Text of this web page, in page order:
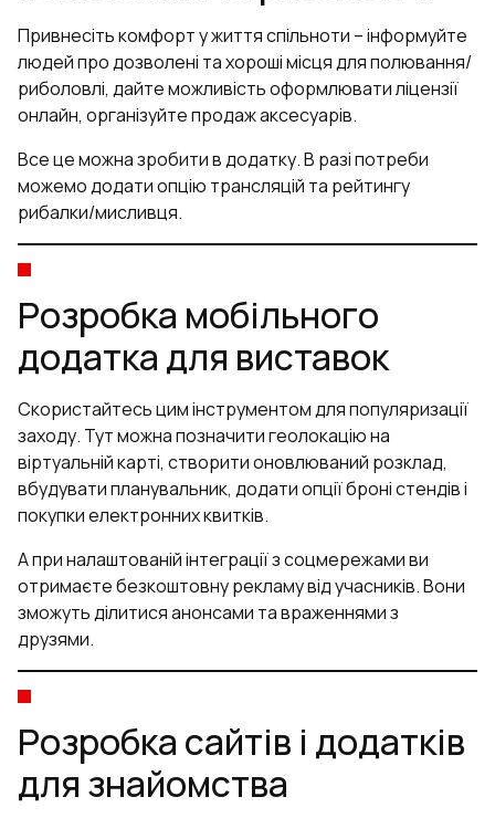
Привнесіть комфорт у життя спільноти – інформуйте
людей про дозволені та хороші місця для полювання/
риболовлі, дайте можливість оформлювати ліцензії
онлайн, організуйте продаж аксесуарів.
Все це можна зробити в додатку. В разі потреби
можемо додати опцію трансляцій та рейтингу
рибалки/мисливця.
Розробка мобільного
додатка для виставок
Скористайтесь цим інструментом для популяризації
заходу. Тут можна позначити геолокацію на
віртуальній карті, створити оновлюваний розклад,
вбудувати планувальник, додати опції броні стендів і
покупки електронних квитків.
А при налаштованій інтеграції з соцмережами ви
отримаєте безкоштовну рекламу від учасників. Вони
зможуть ділитися анонсами та враженнями з
друзями.
Розробка сайтів і додатків
для знайомства